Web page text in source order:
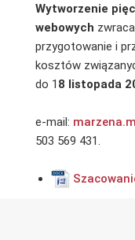
Wytworzenie
webowych
przygotowanie i
kosztów
do 1 8 listopada
e-mail:
503 569 431.